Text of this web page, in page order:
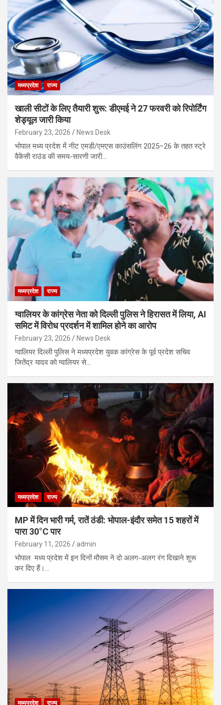
मध्यप्रदेश राज्य
खाली सीटों के लिए तैयारी शुरू: डीएमई ने 27 फरवरी को रिपोर्टिंग
शेड्यूल जारी किया
February 23, 2026 News Desk
भोपाल मध्य प्रदेश में नीट एमडी/एमएस काउंसलिंग 2025–26 के तहत स्ट्रे
वैकेंसी राउंड की समय-सारणी जारी…
मध्यप्रदेश राज्य
ग्वालियर के कांग्रेस नेता को दिल्ली पुलिस ने हिरासत में लिया, AI
समिट में विरोध प्रदर्शन में शामिल होने का आरोप
February 23, 2026 News Desk
ग्वालियर दिल्ली पुलिस ने मध्यप्रदेश युवक कांग्रेस के पूर्व प्रदेश सचिव
जितेंद्र यादव को ग्वालियर से…
मध्यप्रदेश राज्य
MP में दिन भारी गर्म, रातें ठंडी: भोपाल-इंदौर समेत 15 शहरों में
पारा 30°C पार
February 11, 2026 admin
भोपाल मध्य प्रदेश में इन दिनों मौसम ने दो अलग-अलग रंग दिखाने शुरू
कर दिए हैं।…
मध्यप्रदेश राज्य